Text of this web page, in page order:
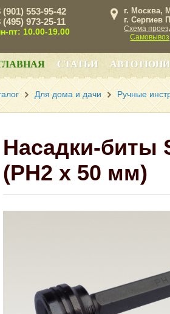
(901) 553-95-42
(495) 973-25-11
пт: 10.00-19.00
г. Москва,
г. Сергиев
Схема
Самовывоз
СТАТЬИ
Для дома и дачи Ручные
Насадки-биты
(PH2 х 50 мм)